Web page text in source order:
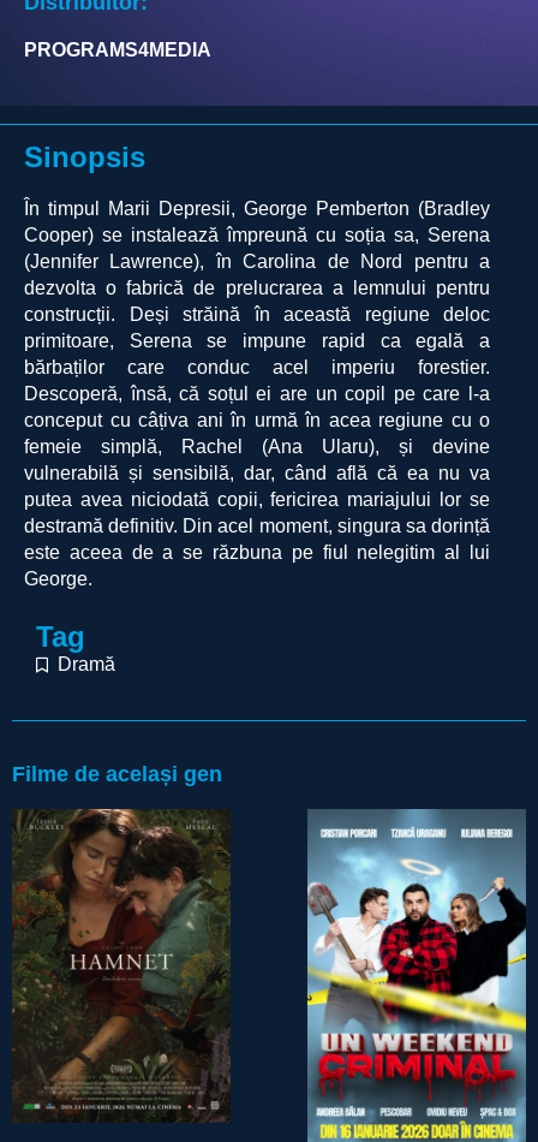
PROGRAMS4MEDIA
Sinopsis
În timpul Marii Depresii, George Pemberton (Bradley
Cooper) se instalează împreună cu soția sa, Serena
(Jennifer Lawrence), în Carolina de Nord pentru a
dezvolta o fabrică de prelucrarea a lemnului pentru
construcții. Deși străină în această regiune deloc
primitoare, Serena se impune rapid ca egală a
bărbaților care conduc acel imperiu forestier.
Descoperă, însă, că soțul ei are un copil pe care l-a
conceput cu câțiva ani în urmă în acea regiune cu o
femeie simplă, Rachel (Ana Ularu), și devine
vulnerabilă și sensibilă, dar, când află că ea nu va
putea avea niciodată copii, fericirea mariajului lor se
destramă definitiv. Din acel moment, singura sa dorință
este aceea de a se răzbuna pe fiul nelegitim al lui
George.
Tag
Dramă
Filme de același gen